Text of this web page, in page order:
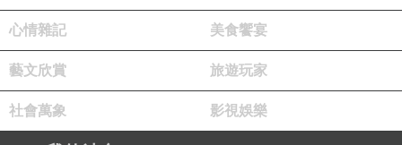
心情雜記 美食饗宴
藝文欣賞 旅遊玩家
社會萬象 影視娛樂